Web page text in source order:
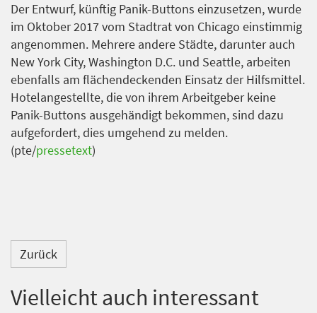
Der Entwurf, künftig Panik-Buttons einzusetzen, wurde
im Oktober 2017 vom Stadtrat von Chicago einstimmig
angenommen. Mehrere andere Städte, darunter auch
New York City, Washington D.C. und Seattle, arbeiten
ebenfalls am flächendeckenden Einsatz der Hilfsmittel.
Hotelangestellte, die von ihrem Arbeitgeber keine
Panik-Buttons ausgehändigt bekommen, sind dazu
aufgefordert, dies umgehend zu melden.
(pte/pressetext)
Zurück
Vielleicht auch interessant